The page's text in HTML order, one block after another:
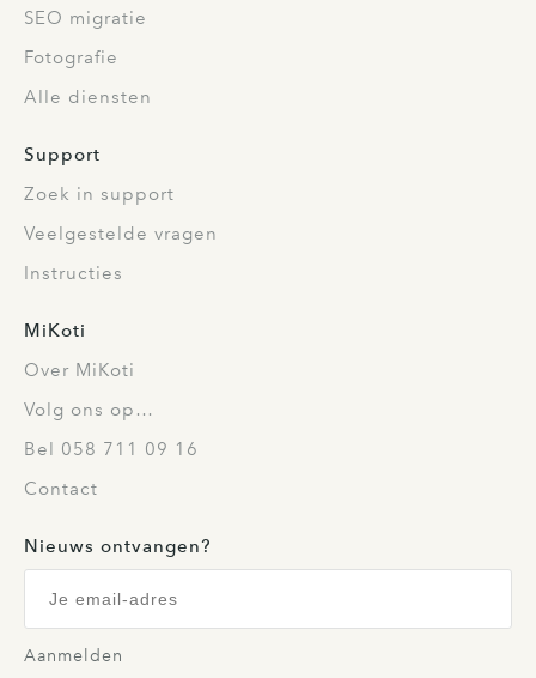
SEO migratie
Fotografie
Alle diensten
Support
Zoek in support
Veelgestelde vragen
Instructies
MiKoti
Over MiKoti
Volg ons op…
Bel 058 711 09 16
Contact
Nieuws ontvangen?
Aanmelden